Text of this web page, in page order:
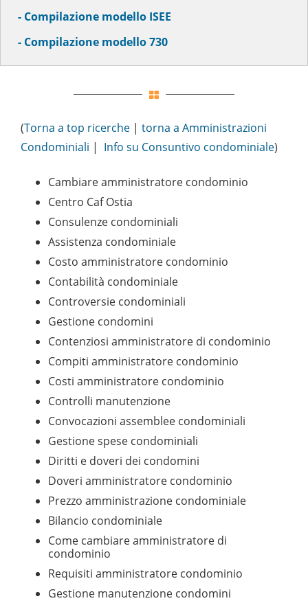
- Compilazione modello ISEE
- Compilazione modello 730
(Torna a top ricerche | torna a Amministrazioni
Condominiali | Info su Consuntivo condominiale)
Cambiare amministratore condominio
Centro Caf Ostia
Consulenze condominiali
Assistenza condominiale
Costo amministratore condominio
Contabilità condominiale
Controversie condominiali
Gestione condomini
Contenziosi amministratore di condominio
Compiti amministratore condominio
Costi amministratore condominio
Controlli manutenzione
Convocazioni assemblee condominiali
Gestione spese condominiali
Diritti e doveri dei condomini
Doveri amministratore condominio
Prezzo amministrazione condominiale
Bilancio condominiale
Come cambiare amministratore di
condominio
Requisiti amministratore condominio
Gestione manutenzione condomini